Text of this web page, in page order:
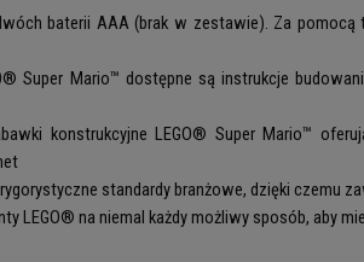
baterii AAA (brak w zestawie). Za
Super Mario™ dostępne są instrukcje
konstrukcyjne LEGO® Super Mario™
standardy branżowe, dzięki czemu
LEGO® na niemal każdy możliwy sposób, aby